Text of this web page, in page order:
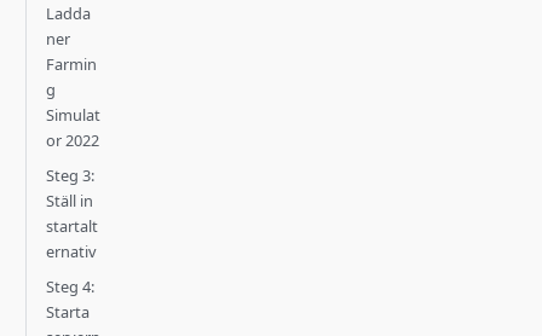
Ladda
ner
Farmin
g
Simulat
or 2022
Steg 3:
Ställ in
startalt
ernativ
Steg 4:
Starta